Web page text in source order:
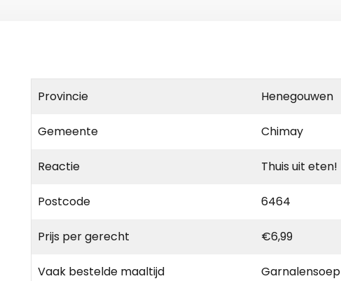
Provincie Henegouwen
Gemeente Chimay
Reactie Thuis uit eten!
Postcode 6464
Prijs per gerecht €6,99
Vaak bestelde maaltijd Garnalensoep